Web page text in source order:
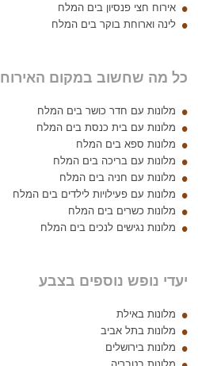
אירוח חצי פנסיון בים המלח
לינה וארוחת בוקר בים המלח
כל מה שחשוב במקום האירוח
מלונות עם חדר כושר בים המלח
מלונות עם בית כנסת בים המלח
מלונות ספא בים המלח
מלונות עם בריכה בים המלח
מלונות עם חניה בים המלח
מלונות עם פעילויות לילדים בים המלח
מלונות כשרים בים המלח
מלונות נגישים לנכים בים המלח
יעדי נופש נוספים בצבע
מלונות באילת
מלונות בתל אביב
מלונות בירושלים